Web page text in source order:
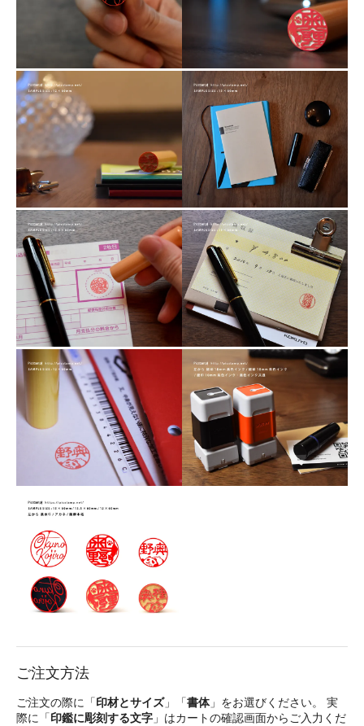
ご注文方法
ご注文の際に「印材とサイズ」「書体」をお選びください。 実
際に「印鑑に彫刻する文字 」はカートの確認画面からご入力くだ